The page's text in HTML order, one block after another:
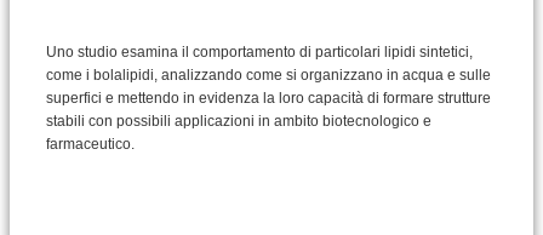
Uno studio esamina il comportamento di particolari lipidi sintetici,
come i bolalipidi, analizzando come si organizzano in acqua e sulle
superfici e mettendo in evidenza la loro capacità di formare strutture
stabili con possibili applicazioni in ambito biotecnologico e
farmaceutico.